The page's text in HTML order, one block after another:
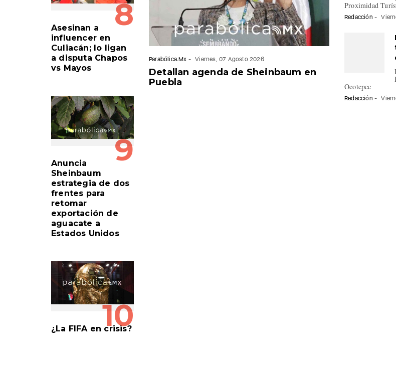
8
Asesinan a
influencer en
Culiacán; lo ligan
a disputa Chapos
vs Mayos
9
Anuncia
Sheinbaum
estrategia de dos
frentes para
retomar
exportación de
aguacate a
Estados Unidos
10
¿La FIFA en crisis?
Parabólica.Mx - Viernes, 07 Agosto 2026
Detallan agenda de Sheinbaum en
Puebla
Proximidad
Redacción -
Ocotepec
Redacción -